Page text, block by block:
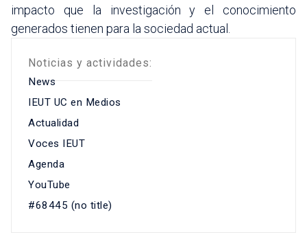
impacto que la investigación y el conocimiento
generados tienen para la sociedad actual.
Noticias y actividades:
News
IEUT UC en Medios
Actualidad
Voces IEUT
Agenda
YouTube
#68445 (no title)